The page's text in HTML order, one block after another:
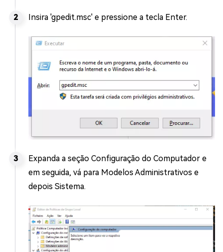
Insira 'gpedit.msc' e pressione a tecla Enter.
Expanda a seção Configuração do Computador e
em seguida, vá para Modelos Administrativos e
depois Sistema.